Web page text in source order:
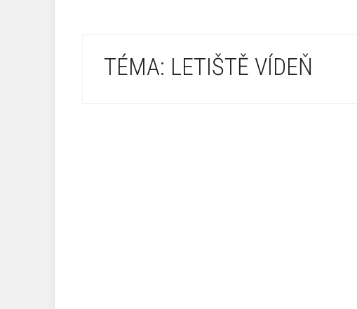
TÉMA: LETIŠTĚ VÍDEŇ